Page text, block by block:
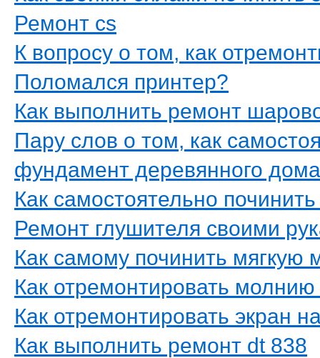
Ремонт cs
К вопросу о том, как
Поломался принтер?
Как выполнить ремонт
Пару слов о том, как
фундамент деревянного дома
Как самостоятельно
Ремонт глушителя своими
Как самому починить мягкую
Как отремонтировать
Как отремонтировать экран
Как выполнить ремонт dt 838